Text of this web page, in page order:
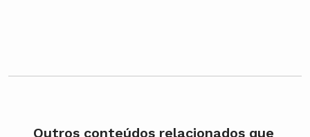
Outros conteúdos relacionados que